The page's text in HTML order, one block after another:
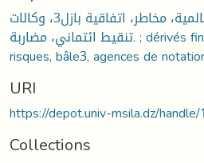
مشتقات مالية، أزمة عالمية، مخاطر، اتفاقية بازل3، وكالات
تنقيط ائتماني، مضاربة. ; dérivés financier, crise financière,
risques, bâle3, agences de
URI
https://depot.univ-msila.dz/
Collections